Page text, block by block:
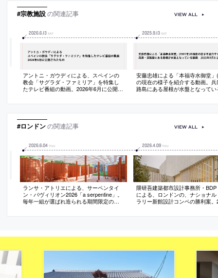
#宗教施設の関連記事
2026.6.13 SAT
アントニ・ガウディによる、スペインの
教会「サグラダ・ファミリア」を特集し
たテレビ番組の動画。2026年6月に公開さ
2025.9.13 SAT
安藤忠雄による「本福寺水御堂
の現在の様子を紹介する動画。兵
路島にある屋根が水盤となってい
VIEW ALL
#ロンドンの関連記事
2026.6.04 THU
ランサ・アトリエによる、サーペンタイ
ン・パヴィリオン2026「a serpentine」。
毎年一組が選ばれ造られる期間限定の建
姿勢に基づき、周辺の建物や伝統的な蛇
付与する
2026.4.09 THU
隈研吾建築都市設計事務所・BDP
による、ロンドンの、ナショナル
ラリー新館設計コンペの勝利案。
市の重要な二つの広場の間にある
VIEW ALL